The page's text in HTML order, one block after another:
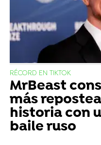
RÉCORD EN TIKTOK
MrBeast
más
historia con
baile ruso